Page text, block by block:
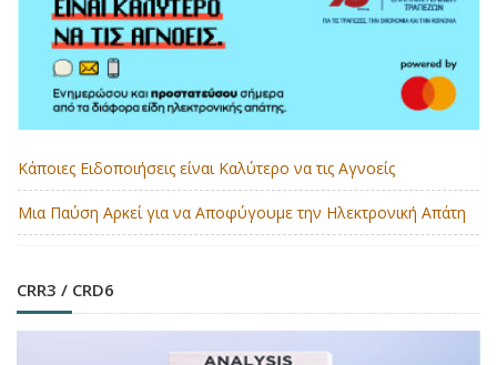
Κάποιες Ειδοποιήσεις είναι Καλύτερο να τις Αγνοείς
Μια Παύση Αρκεί για να Αποφύγουμε την Ηλεκτρονική Απάτη
CRR3 / CRD6